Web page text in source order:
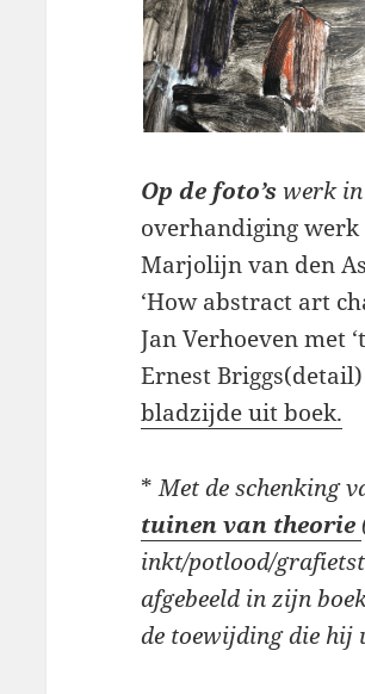
Op de foto’s werk in
overhandiging werk
Marjolijn van den
‘How abstract art
Jan Verhoeven met
Ernest
bladzijde uit boek.
*Met de schenking
tuinen van theorie
inkt/potlood/
afgebeeld in zijn
de toewijding die hij